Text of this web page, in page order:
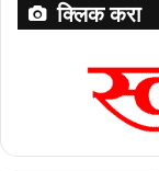
क्लिक करा